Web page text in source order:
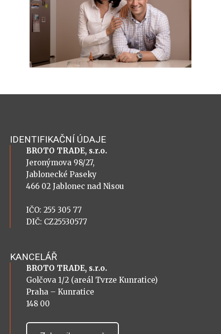
IDENTIFIKAČNÍ ÚDAJE
BROTO TRADE, s.r.o.
Jeronýmova 98/27,
Jablonecké Paseky
466 02 Jablonec nad Nisou
IČO: 255 305 77
DIČ: CZ25530577
KANCELÁŘ
BROTO TRADE, s.r.o.
Golčova 1/2 (areál Tvrze Kunratice)
Praha – Kunratice
148 00